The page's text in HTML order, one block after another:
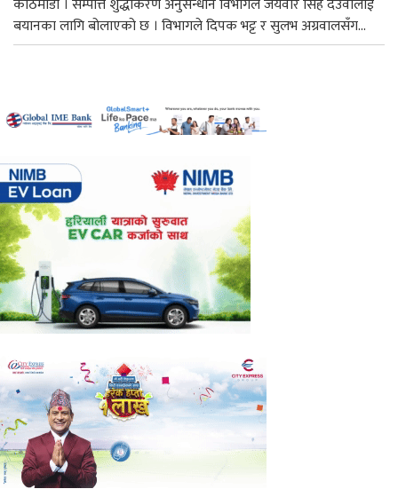
बयानका लागि बोलाएको छ । विभागले दिपक भट्ट र सुलभ अग्रवालसँग...